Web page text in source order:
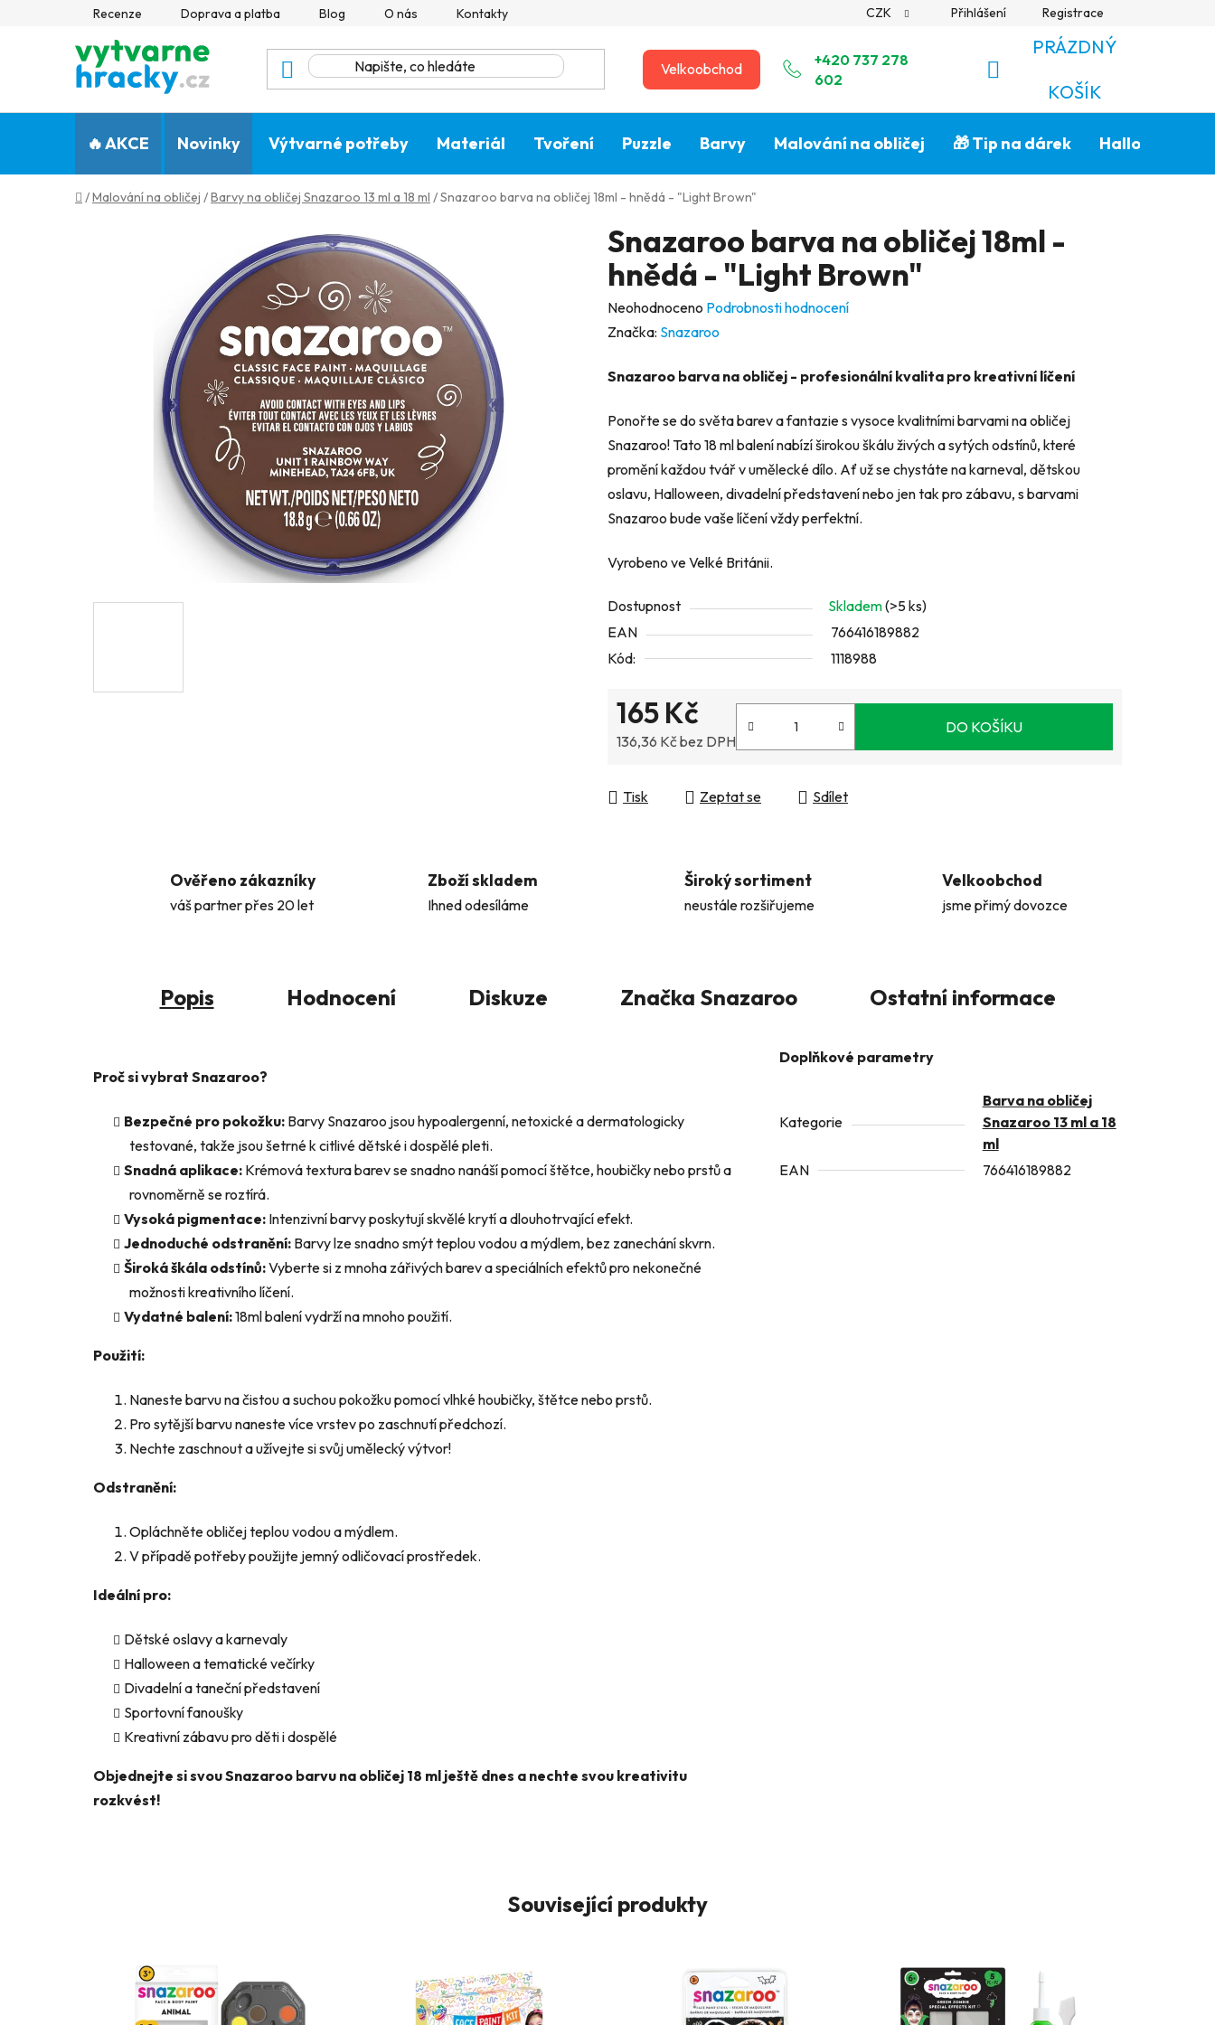
Recenze Doprava a platba Blog O nás Kontakty CZK Přihlášení Registrace
Velkoobchod
+420 737 278
602
NÁKUPNÍ
KOŠÍK
PRÁZDNÝ
KOŠÍK
🔥 AKCE Novinky Výtvarné potřeby Materiál Tvoření Puzzle Barvy Malování na obličej 🎁 Tip na dárek Halloween🎃
Domů
/Malování na obličej /Barvy na obličej Snazaroo 13 ml a 18 ml /Snazaroo barva na obličej 18ml - hnědá - "Light Brown"
Snazaroo barva na obličej 18ml -
hnědá - "Light Brown"
Průměrné
hodnocení
je
z
5
hvězdiček.
Neohodnoceno Podrobnosti hodnocení
Značka: Snazaroo
Snazaroo barva na obličej - profesionální kvalita pro kreativní líčení
Ponořte se do světa barev a fantazie s vysoce kvalitními barvami na obličej
Snazaroo! Tato 18 ml balení nabízí širokou škálu živých a sytých odstínů, které
promění každou tvář v umělecké dílo. Ať už se chystáte na karneval, dětskou
oslavu, Halloween, divadelní představení nebo jen tak pro zábavu, s barvami
Snazaroo bude vaše líčení vždy perfektní.
Vyrobeno ve Velké Británii.
Dostupnost Skladem(>5 ks)
EAN
766416189882
Kód:
1118988
165 Kč
136,36 Kč bez DPH
DO KOŠÍKU
Tisk Zeptat se Sdílet
Ověřeno zákazníky
váš partner přes 20 let
Zboží skladem
Ihned odesíláme
Široký sortiment
neustále rozšiřujeme
Velkoobchod
jsme přimý dovozce
Popis Hodnocení Diskuze Značka Snazaroo Ostatní informace
Proč si vybrat Snazaroo?
Bezpečné pro pokožku: Barvy Snazaroo jsou hypoalergenní, netoxické a dermatologicky
testované, takže jsou šetrné k citlivé dětské i dospělé pleti.
Snadná aplikace: Krémová textura barev se snadno nanáší pomocí štětce, houbičky nebo prstů a
rovnoměrně se roztírá.
Vysoká pigmentace: Intenzivní barvy poskytují skvělé krytí a dlouhotrvající efekt.
Jednoduché odstranění: Barvy lze snadno smýt teplou vodou a mýdlem, bez zanechání skvrn.
Široká škála odstínů:Vyberte si z mnoha zářivých barev a speciálních efektů pro nekonečné
možnosti kreativního líčení.
Vydatné balení:18ml balení vydrží na mnoho použití.
Použití:
Naneste barvu na čistou a suchou pokožku pomocí vlhké houbičky, štětce nebo prstů.
Pro sytější barvu naneste více vrstev po zaschnutí předchozí.
Nechte zaschnout a užívejte si svůj umělecký výtvor!
Odstranění:
Opláchněte obličej teplou vodou a mýdlem.
V případě potřeby použijte jemný odličovací prostředek.
Ideální pro:
Dětské oslavy a karnevaly
Halloween a tematické večírky
Divadelní a taneční představení
Sportovní fanoušky
Kreativní zábavu pro děti i dospělé
Objednejte si svou Snazaroo barvu na obličej 18 ml ještě dnes a nechte svou kreativitu
rozkvést!
Doplňkové parametry
Kategorie
Barva na obličej
Snazaroo 13 ml a 18
ml
EAN
766416189882
Související produkty